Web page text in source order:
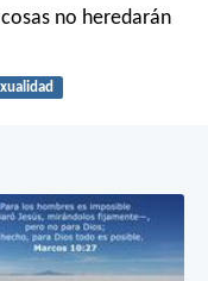
no heredarán